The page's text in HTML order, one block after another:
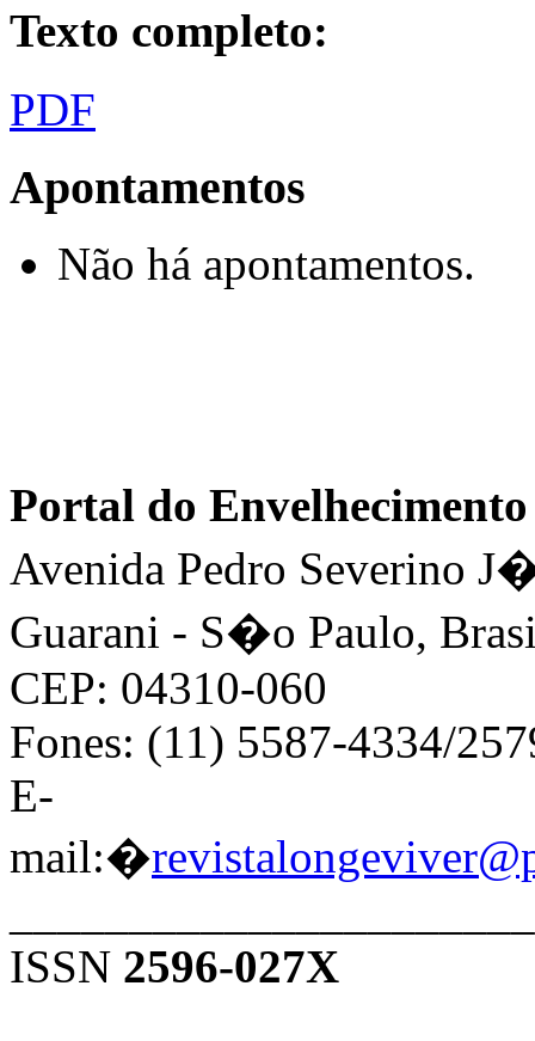
Texto completo:
PDF
Apontamentos
Não há apontamentos.
Portal do
Avenida Pedro Severino
Guarani - S�o Paulo,
CEP: 04310-060
Fones: (11) 5587-4334/
E-
mail:�
ISSN 2596-027X